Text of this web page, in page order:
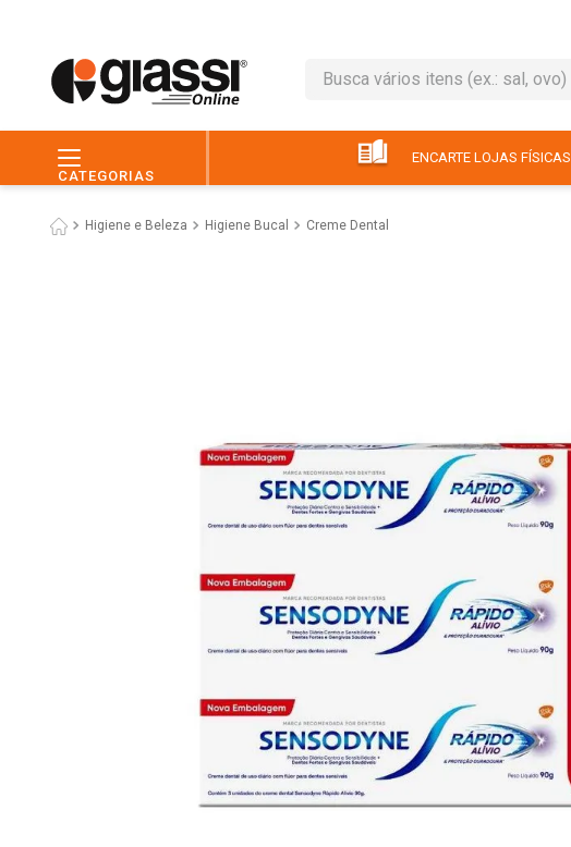
Busca vários itens (ex.: sal, ovo)
CATEGORIAS
ENCARTE LOJAS FÍSICAS
Higiene e Beleza Higiene Bucal Creme Dental
leite
3º queijo
10º arroz